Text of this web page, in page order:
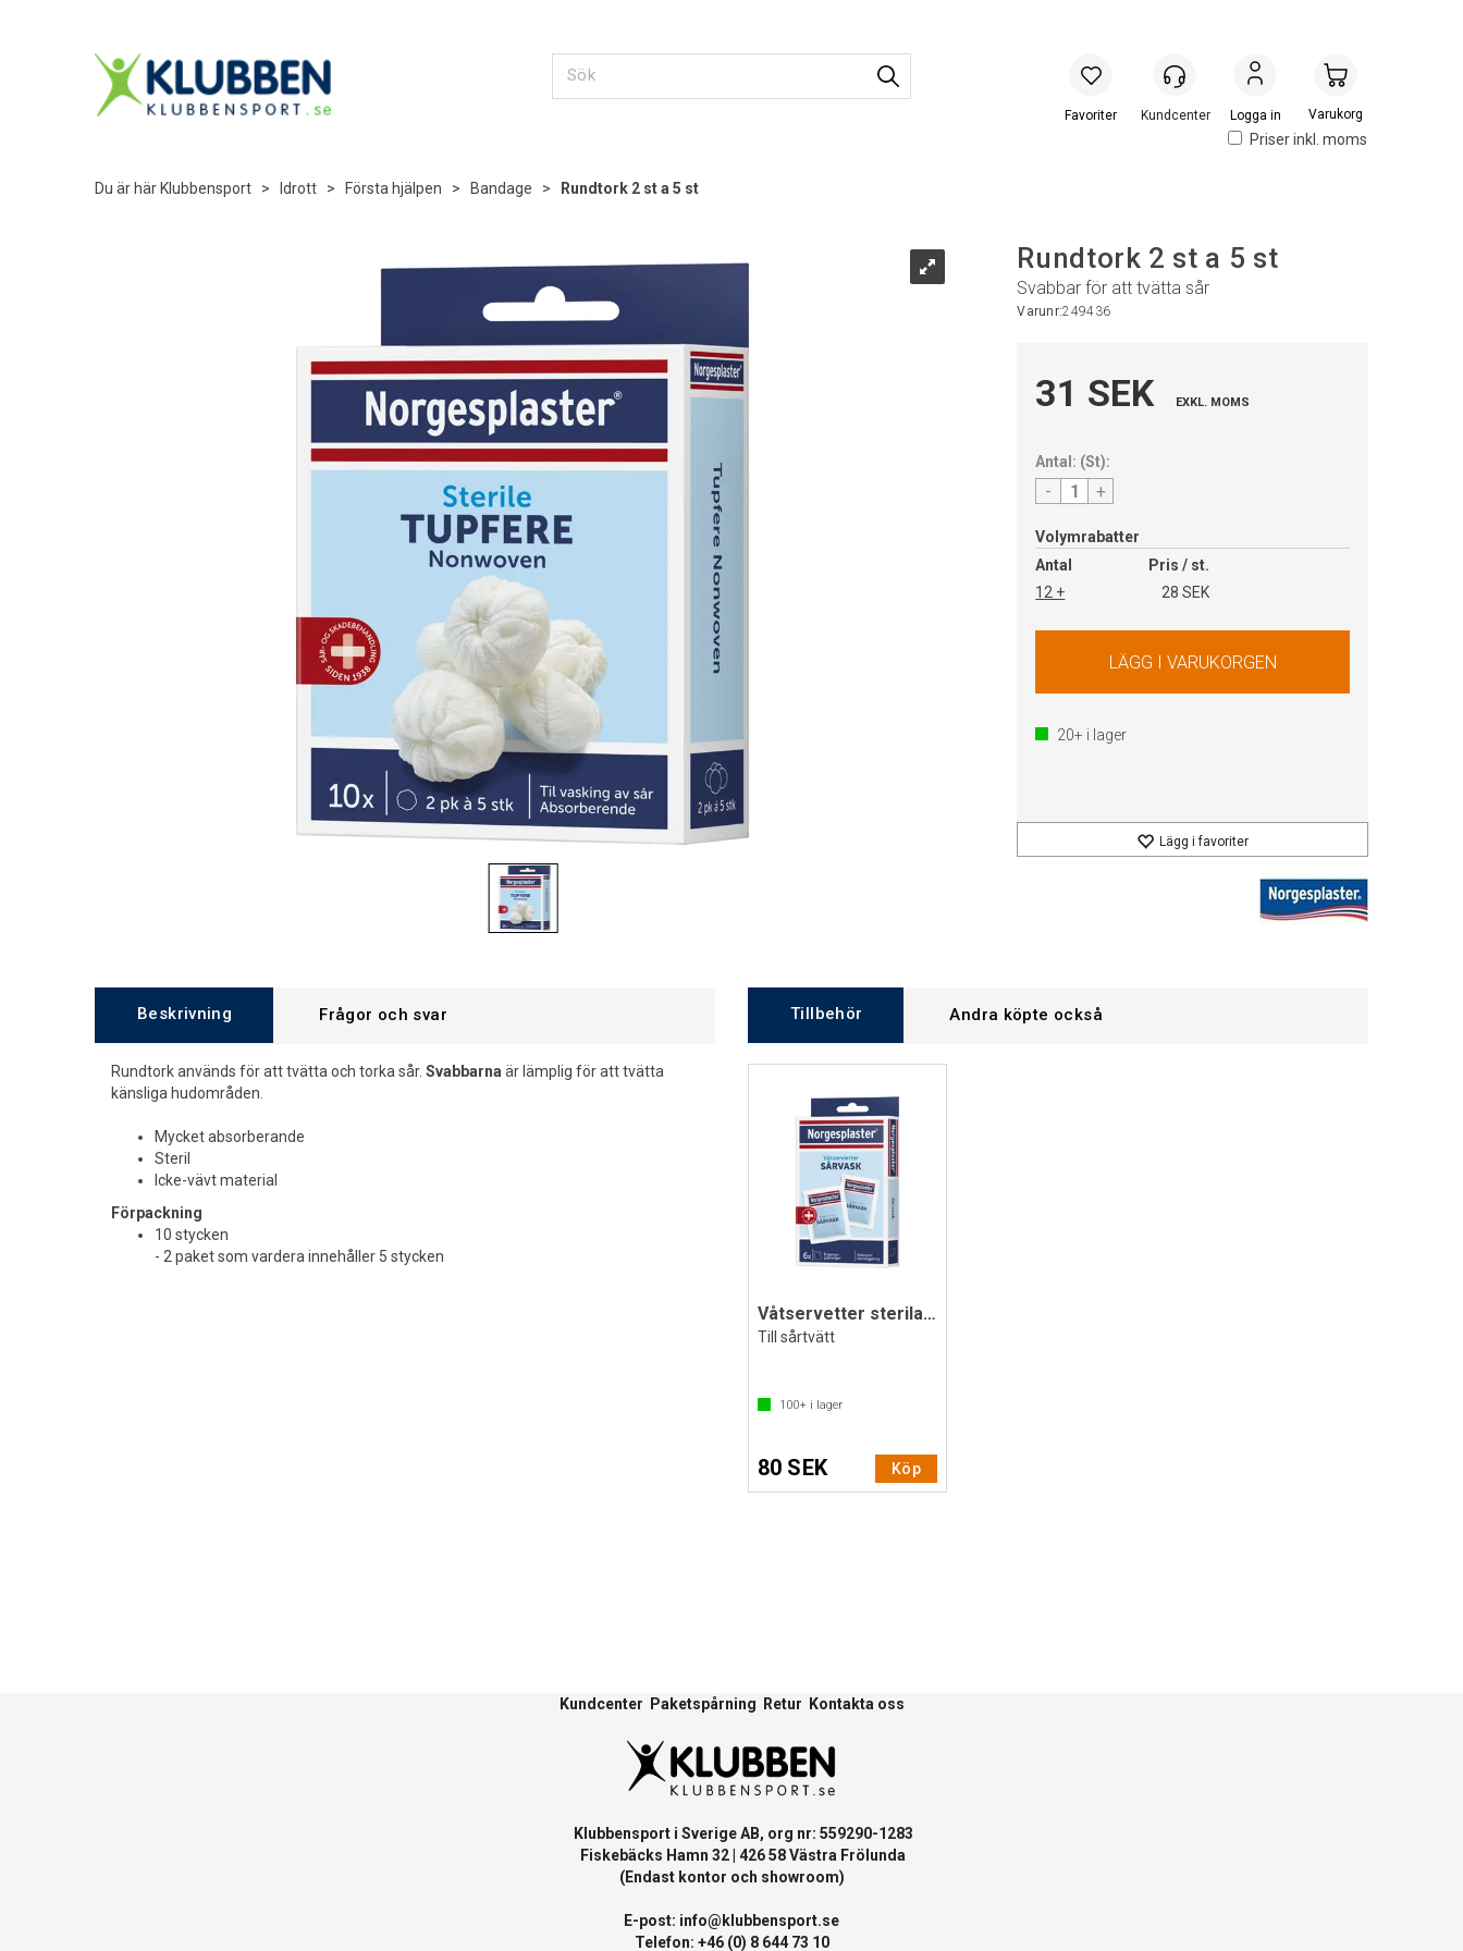
Priser inkl. moms
Logga in Handlevogn
Du är här Klubbensport > Idrott > Första hjälpen > Bandage > Rundtork 2 st a 5 st
Rundtork 2 st a 5 st
Svabbar för att tvätta sår
Varunr:249436
31 SEK EXKL. MOMS
Antal: (St):
- +
Volymrabatter
Antal
Pris / st.
12 +
28 SEK
20+ i lager
Lägg i favoriter
Beskrivning Frågor och svar
Rundtork används för att tvätta och torka sår. Svabbarna är lämplig för att tvätta
känsliga hudområden.
Mycket absorberande
Steril
Icke-vävt material
Förpackning
10 stycken
- 2 paket som vardera innehåller 5 stycken
Tillbehör Andra köpte också
Våtservetter sterila 6 st
Till sårtvätt
100+ i lager
80 SEK Köp
Kundcenter Paketspårning Retur Kontakta oss
Klubbensport i Sverige AB, org nr: 559290-1283
Fiskebäcks Hamn 32 | 426 58 Västra Frölunda
(Endast kontor och showroom)
E-post: info@klubbensport.se
Telefon: +46 (0) 8 644 73 10